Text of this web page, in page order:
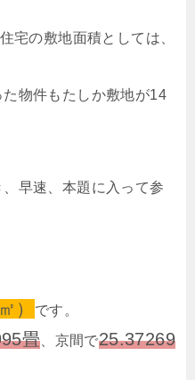
宅の敷地面積としては、
物件もたしか敷地が14
早速、本題に入って参
）
です。
畳 、京間で25.37269